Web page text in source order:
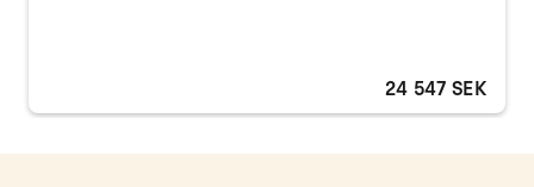
24 547 SEK